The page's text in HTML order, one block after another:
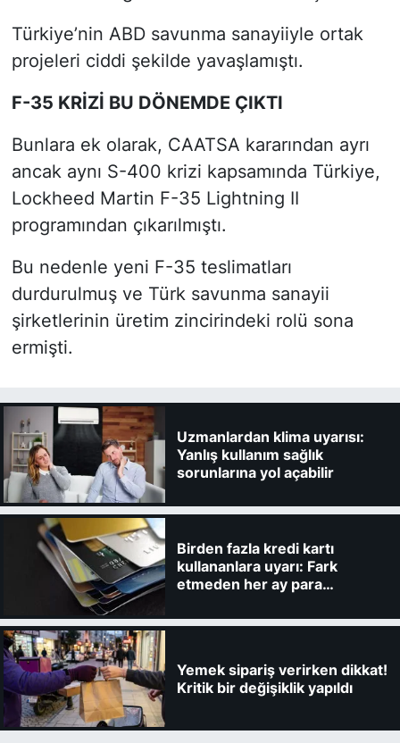
Türkiye’nin ABD savunma sanayiiyle ortak
projeleri ciddi şekilde yavaşlamıştı.
F-35 KRİZİ BU DÖNEMDE ÇIKTI
Bunlara ek olarak, CAATSA kararından ayrı
ancak aynı S-400 krizi kapsamında Türkiye,
Lockheed Martin F-35 Lightning II
programından çıkarılmıştı.
Bu nedenle yeni F-35 teslimatları
durdurulmuş ve Türk savunma sanayii
şirketlerinin üretim zincirindeki rolü sona
ermişti.
Uzmanlardan klima uyarısı:
Yanlış kullanım sağlık
sorunlarına yol açabilir
Birden fazla kredi kartı
kullananlara uyarı: Fark
etmeden her ay para
Yemek sipariş verirken dikkat!
Kritik bir değişiklik yapıldı